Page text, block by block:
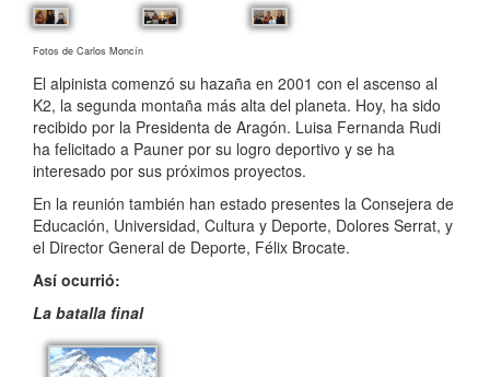
Fotos de Carlos Moncín
El alpinista comenzó su hazaña en 2001 con el ascenso al
K2, la segunda montaña más alta del planeta. Hoy, ha sido
recibido por la Presidenta de Aragón. Luisa Fernanda Rudi
ha felicitado a Pauner por su logro deportivo y se ha
interesado por sus próximos proyectos.
En la reunión también han estado presentes la Consejera de
Educación, Universidad, Cultura y Deporte, Dolores Serrat, y
el Director General de Deporte, Félix Brocate.
Así ocurrió:
La batalla final